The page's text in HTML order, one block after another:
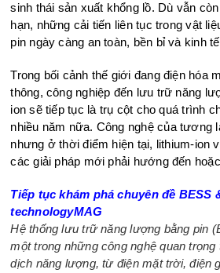
sinh thái sản xuất khổng lồ. Dù vẫn
hạn, những cải tiến liên tục trong vật
pin ngày càng an toàn, bền bỉ và kinh
Trong bối cảnh thế giới đang điện hóa
thông, công nghiệp đến lưu trữ năng
ion sẽ tiếp tục là trụ cột cho quá trình
nhiều năm nữa. Công nghệ của tương
nhưng ở thời điểm hiện tại, lithium-ion
các giải pháp mới phải hướng đến
Tiếp tục khám phá chuyên đề BESS
technologyMAG
Hệ thống lưu trữ năng lượng bằng pin
một trong những công nghệ quan
dịch năng lượng, từ điện mặt trời, điện